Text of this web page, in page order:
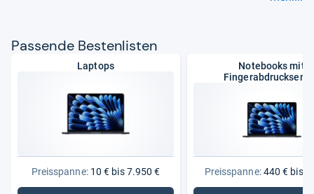
Pas­sende Bes­ten­lis­ten
Laptops
Preisspanne:10 € bis 7.950 €
Notebooks mit
Preisspanne:440 € bis